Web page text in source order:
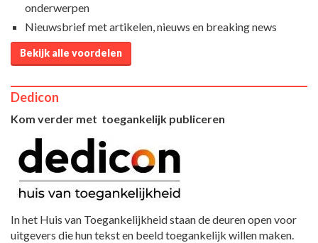
onderwerpen
Nieuwsbrief met artikelen, nieuws en breaking news
Bekijk alle voordelen
Dedicon
Kom verder met toegankelijk publiceren
In het Huis van Toegankelijkheid staan de deuren open voor
uitgevers die hun tekst en beeld toegankelijk willen maken.